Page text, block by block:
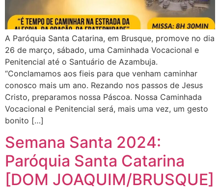
A Paróquia Santa Catarina, em Brusque, promove no dia
26 de março, sábado, uma Caminhada Vocacional e
Penitencial até o Santuário de Azambuja.
“Conclamamos aos fieis para que venham caminhar
conosco mais um ano. Rezando nos passos de Jesus
Cristo, preparamos nossa Páscoa. Nossa Caminhada
Vocacional e Penitencial será, mais uma vez, um gesto
bonito […]
Semana Santa 2024:
Paróquia Santa Catarina
[DOM JOAQUIM/BRUSQUE]